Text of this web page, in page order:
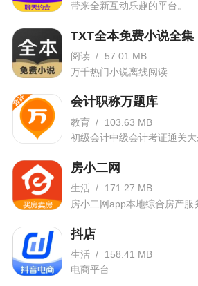
带来全新互动乐趣的平台。
TXT全本免费小说全集
阅读 /
57.01 MB
万千热门小说离线阅读
会计职称万题库
教育 /
103.63 MB
初级会计中级会计考证通关
房小二网
生活 /
171.27 MB
房小二网app本地综合房产服
抖店
生活 /
158.41 MB
电商平台